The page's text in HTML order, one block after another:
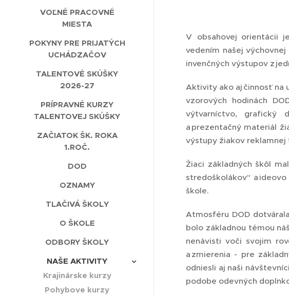
VOĽNÉ PRACOVNÉ
MIESTA
POKYNY PRE PRIJATÝCH
UCHÁDZAČOV
TALENTOVÉ SKÚŠKY
2026-27
PRÍPRAVNÉ KURZY
TALENTOVEJ SKÚŠKY
ZAČIATOK ŠK. ROKA
1.ROČ.
DOD
OZNAMY
TLAČIVÁ ŠKOLY
O ŠKOLE
ODBORY ŠKOLY
NAŠE AKTIVITY
Krajinárske kurzy
Pohybove kurzy
V obsahovej orientácii
vedením našej
invenčných výstupov z
Aktivity ako aj činnosť na
vzorových hodinách
výtvarníctvo, grafický
a prezentačný materiál
výstupy žiakov reklamnej
Žiaci základných škôl
stredoškolákov" a
škole.
Atmosféru DOD
bolo základnou témou
nenávisti voči svojim
a zmierenia - pre
odniesli aj naši
podobe odevných